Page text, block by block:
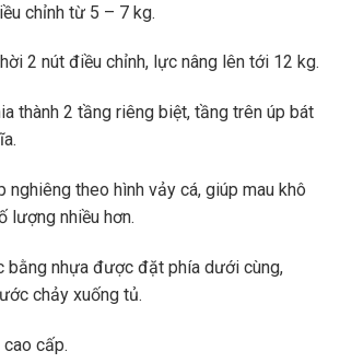
chỉnh từ 5 – 7 kg.
2 nút điều chỉnh, lực nâng lên tới 12 kg.
thành 2 tầng riêng biệt, tầng trên úp bát
nghiêng theo hình vảy cá, giúp mau khô
lượng nhiều hơn.
bằng nhựa được đặt phía dưới cùng,
chảy xuống tủ.
cấp.